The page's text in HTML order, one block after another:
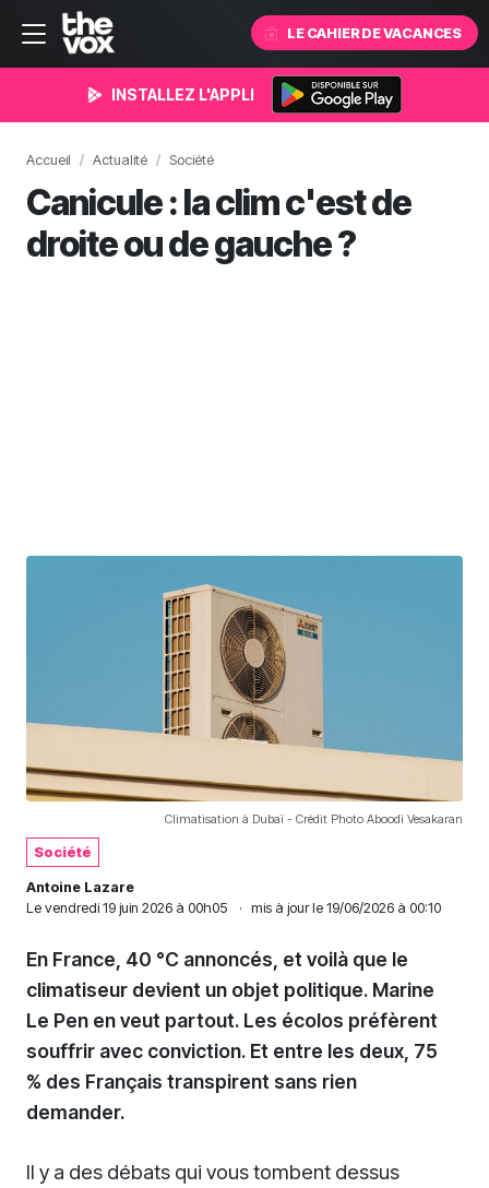
LE CAHIER DE VACANCES
INSTALLEZ L'APPLI
Accueil Actualité Société
Canicule : la clim c'est de
droite ou de gauche ?
Climatisation à Dubaï - Crédit Photo Aboodi Vesakaran
Société
Antoine Lazare
Le vendredi 19 juin 2026 à 00h05 · mis à jour le 19/06/2026 à 00:10
En France, 40 °C annoncés, et voilà que le
climatiseur devient un objet politique. Marine
Le Pen en veut partout. Les écolos préfèrent
souffrir avec conviction. Et entre les deux, 75
% des Français transpirent sans rien
demander.
Il y a des débats qui vous tombent dessus